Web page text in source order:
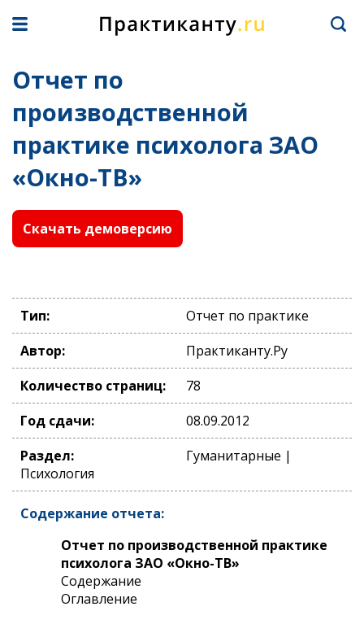
Отчет по
производственной
практике психолога ЗАО
«Окно-ТВ»
Скачать демоверсию
Тип:
Отчет по практике
Автор:
Практиканту.Ру
Количество страниц:
78
Год сдачи:
08.09.2012
Раздел:
Гуманитарные |
Психология
Содержание отчета:
Отчет по производственной практике
психолога ЗАО «Окно-ТВ»
Содержание
Оглавление